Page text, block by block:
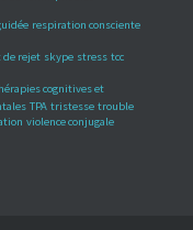
respiration consciente
de rejet skype stress tcc
cognitives et
TPA tristesse trouble
violence conjugale